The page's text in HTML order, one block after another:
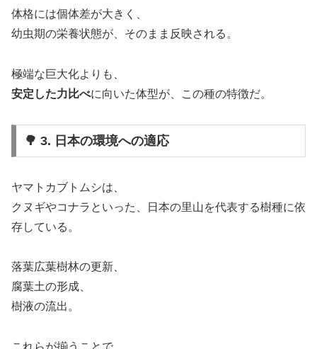
体格には個体差が大きく、
幼虫期の栄養状態が、そのまま反映される。
極端な巨大化よりも、
安定した力比べに向いた体型が、この種の特徴だ。
🌳 3. 日本の環境への適応
ヤマトカブトムシは、
クヌギやコナラといった、日本の里山を代表する樹種に依
存している。
落葉広葉樹林の更新、
腐葉土の形成、
樹液の流出。